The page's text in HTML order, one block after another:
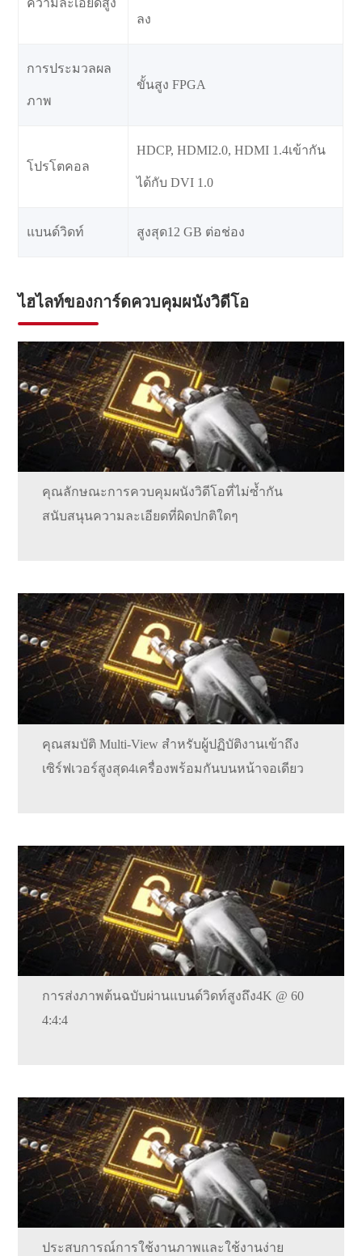
ความละเอียดสูง
ลง
การประมวลผล
ภาพ
ขั้นสูง FPGA
โปรโตคอล
HDCP, HDMI2.0, HDMI 1.4เข้ากัน
ได้กับ DVI 1.0
แบนด์วิดท์ สูงสุด12 GB ต่อช่อง
ไฮไลท์ของการ์ดควบคุมผนังวิดีโอ
คุณลักษณะการควบคุมผนังวิดีโอที่ไม่ซ้ำกัน
สนับสนุนความละเอียดที่ผิดปกติใดๆ
คุณสมบัติ Multi-View สำหรับผู้ปฏิบัติงานเข้าถึง
เซิร์ฟเวอร์สูงสุด4เครื่องพร้อมกันบนหน้าจอเดียว
การส่งภาพต้นฉบับผ่านแบนด์วิดท์สูงถึง4K @ 60
4:4:4
ประสบการณ์การใช้งานภาพและใช้งานง่าย